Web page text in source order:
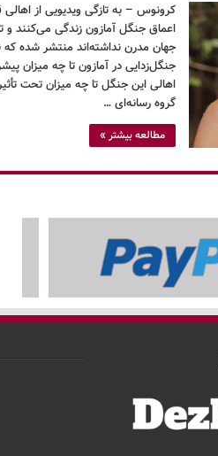
کرونوس – به تازگی ویدیویی از اهالی
اعماق جنگل آمازون زندگی می‌کنند و
جهان مدرن نداشته‌اند منتشر شده
جنگل‌زدایی در آمازون تا چه میزان
اهالی این جنگل تا چه میزان تحت
گروه رسانه‌ای …
مطالعه بیشتر »